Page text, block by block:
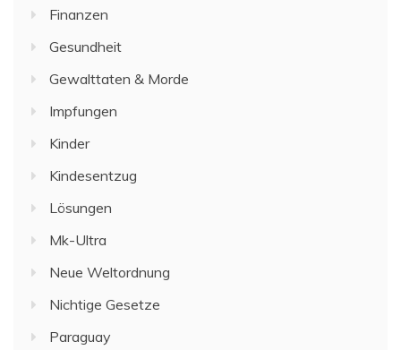
Finanzen
Gesundheit
Gewalttaten & Morde
Impfungen
Kinder
Kindesentzug
Lösungen
Mk-Ultra
Neue Weltordnung
Nichtige Gesetze
Paraguay